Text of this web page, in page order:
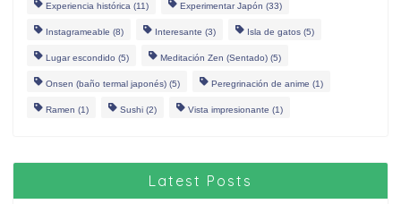
Experiencia histórica (11) Experimentar Japón (33)
Instagrameable (8) Interesante (3) Isla de gatos (5)
Lugar escondido (5) Meditación Zen (Sentado) (5)
Onsen (baño termal japonés) (5) Peregrinación de anime (1)
Ramen (1) Sushi (2) Vista impresionante (1)
Latest Posts